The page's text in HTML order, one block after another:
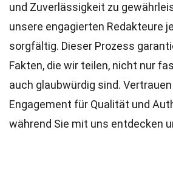
und Zuverlässigkeit zu
unsere engagierten Redakteure
sorgfältig. Dieser Prozess
Fakten, die wir teilen, nicht nur
auch glaubwürdig sind.
Engagement für Qualität und
während Sie mit uns entdecken